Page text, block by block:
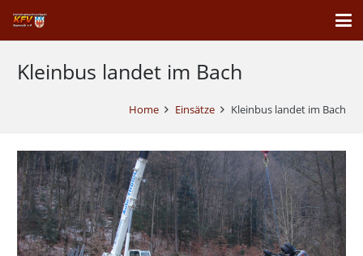
Kleinbus landet im Bach
Home Einsätze Kleinbus landet im Bach